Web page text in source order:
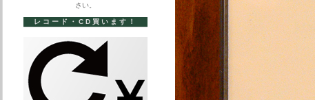
さい。
レコード・CD買います！